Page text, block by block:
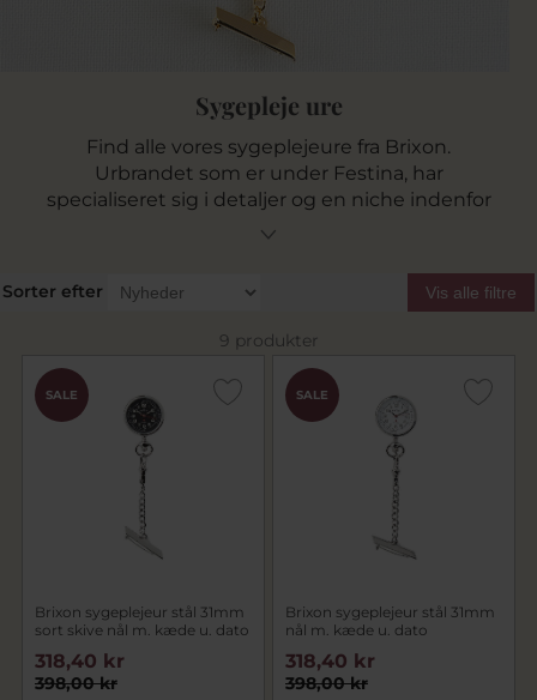
Sygepleje ure
Find alle vores sygeplejeure fra Brixon.
Urbrandet som er under Festina, har
specialiseret sig i detaljer og en niche indenfor
lommeure og sygeplejeure.
Sorter efter Vis alle filtre
9 produkter
SALE
Brixon sygeplejeur stål 31mm
sort skive nål m. kæde u. dato
398,00 kr
318,40 kr
SALE
Brixon sygeplejeur stål 31mm
nål m. kæde u. dato
398,00 kr
318,40 kr